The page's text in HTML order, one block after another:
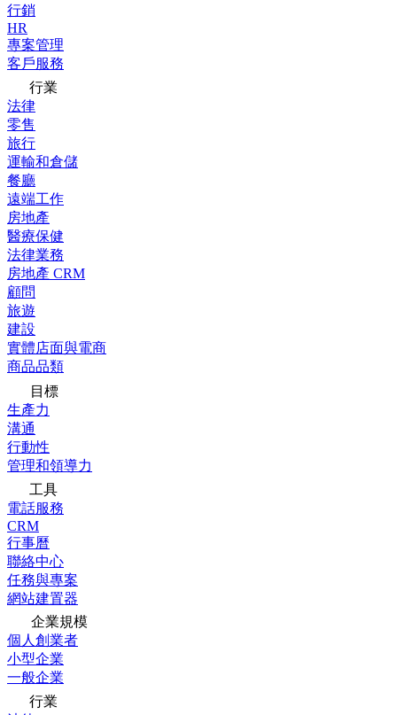
行銷
HR
專案管理
客戶服務
行業
法律
零售
旅行
運輸和倉儲
餐廳
遠端工作
房地產
醫療保健
法律業務
房地產 CRM
顧問
旅遊
建設
實體店面與電商
商品品類
目標
生產力
溝通
行動性
管理和領導力
工具
電話服務
CRM
行事曆
聯絡中心
任務與專案
網站建置器
企業規模
個人創業者
小型企業
一般企業
行業